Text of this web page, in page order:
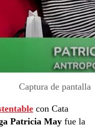
Captura de pantalla
con Cata
Patricia May fue la